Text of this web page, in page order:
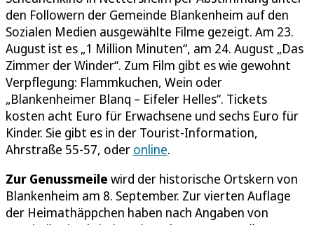
den Followern der Gemeinde Blankenheim auf den
Sozialen Medien ausgewählte Filme gezeigt. Am 23.
August ist es „1 Million Minuten“, am 24. August „Das
Zimmer der Winder“. Zum Film gibt es wie gewohnt
Verpflegung: Flammkuchen, Wein oder
„Blankenheimer Blanq – Eifeler Helles“. Tickets
kosten acht Euro für Erwachsene und sechs Euro für
Kinder. Sie gibt es in der Tourist-Information,
Ahrstraße 55-57, oder online.
Zur Genussmeile wird der historische Ortskern von
Blankenheim am 8. September. Zur vierten Auflage
der Heimathäppchen haben nach Angaben von